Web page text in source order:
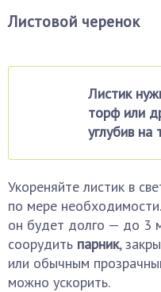
Листовой черенок
Листик
торф или
углубив на
Укореняйте листик в
по мере
он будет долго — до 3
соорудить парник,
или обычным
можно ускорить.